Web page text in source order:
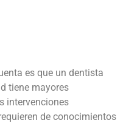
es que un dentista
tiene mayores
intervenciones
de conocimientos